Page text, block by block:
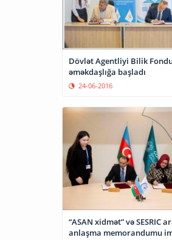
Dövlət Agentliyi Bilik
əməkdaşlığa başladı
24-06-2016
“ASAN xidmət” və SESRIC
anlaşma memorandumu